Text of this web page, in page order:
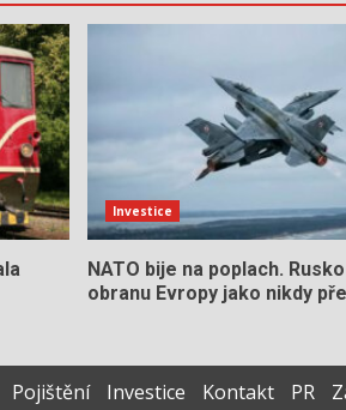
Investice
NATO bije na poplach.
obranu Evropy jako nikdy
Pojištění Investice Kontakt PR